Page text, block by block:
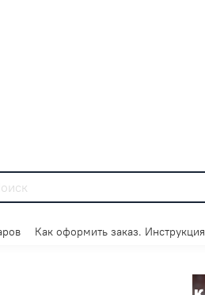
Как оформить заказ. Инструкция